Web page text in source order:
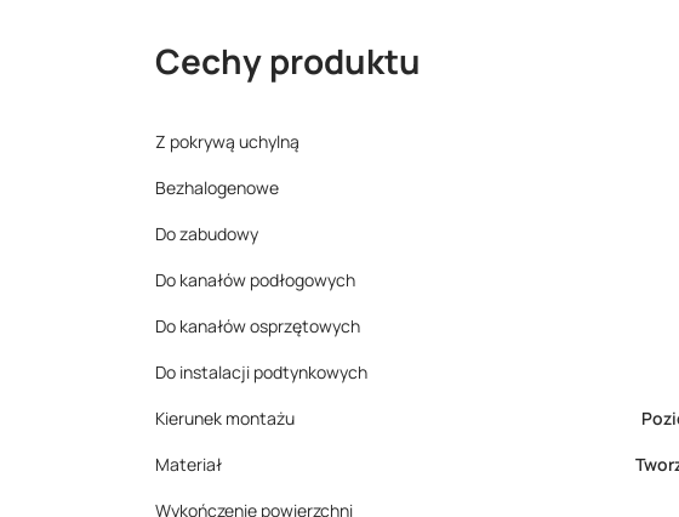
Cechy produktu
Z pokrywą uchylną
Bezhalogenowe
Do zabudowy
Do kanałów podłogowych
Do kanałów osprzętowych
Do instalacji podtynkowych
Kierunek montażu
Materiał
Wykończenie powierzchni